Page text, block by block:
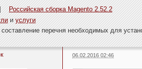
Российская сборка Magento 2.52.2
и услуги
составление перечня необходимых для
06.02.2016 02:46